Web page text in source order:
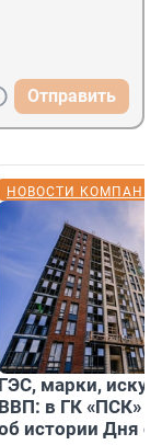
Отправить
НОВОСТИ
ГЭС, марки,
ВВП: в ГК «ПСК»
истории Дня